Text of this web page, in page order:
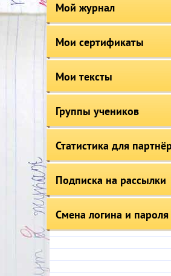
Мой журнал
Мои сертификаты
Мои тексты
Группы учеников
Статистика для
Подписка на рассылки
Смена логина и пароля